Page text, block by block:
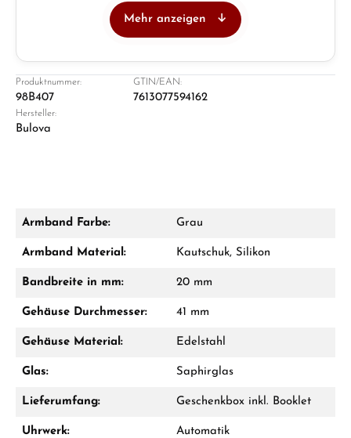
Ladengeschäft in Solingen
Damon Reiners
WhatsApp Chat
Mehr anzeigen
Produktnummer:
98B407
GTIN/EAN:
7613077594162
Hersteller:
Bulova
Armband Farbe: Grau
Armband Material: Kautschuk, Silikon
Bandbreite in mm: 20 mm
Gehäuse Durchmesser: 41 mm
Gehäuse Material: Edelstahl
Glas: Saphirglas
Lieferumfang: Geschenkbox inkl. Booklet
Uhrwerk: Automatik